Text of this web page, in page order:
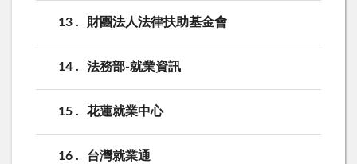
13 財團法人法律扶助基金會
14 法務部-就業資訊
15 花蓮就業中心
16 台灣就業通